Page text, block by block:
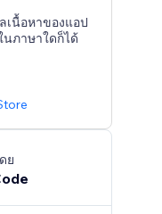
เนื้อหาของแอป
ภาษาใดก็ได้
ย